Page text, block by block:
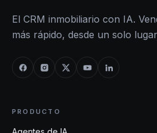
El CRM inmobiliario con IA.
más rápido, desde un solo
PRODUCTO